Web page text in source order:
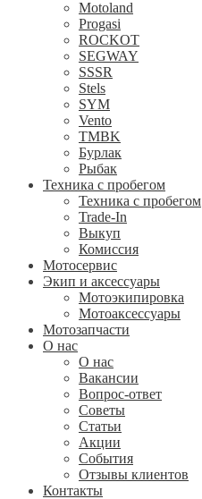
Motoland
Progasi
ROCKOT
SEGWAY
SSSR
Stels
SYM
Vento
TMBK
Бурлак
Рыбак
Техника с пробегом
Техника с пробегом
Trade-In
Выкуп
Комиссия
Мотосервис
Экип и аксессуары
Мотоэкипировка
Мотоаксессуары
Мотозапчасти
О нас
О нас
Вакансии
Вопрос-ответ
Советы
Статьи
Акции
События
Отзывы клиентов
Контакты